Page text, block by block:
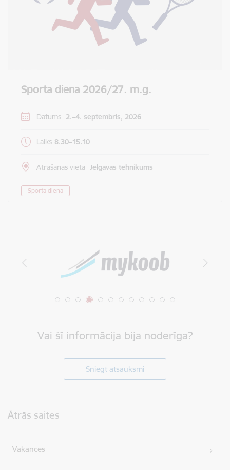
Sporta diena 2026/27. m.g.
Datums 2.–4. septembris, 2026
Laiks 8.30–15.10
Atrašanās vieta Jelgavas tehnikums
Sporta diena
Vai šī informācija bija noderīga?
Sniegt atsauksmi
Ātrās saites
Vakances